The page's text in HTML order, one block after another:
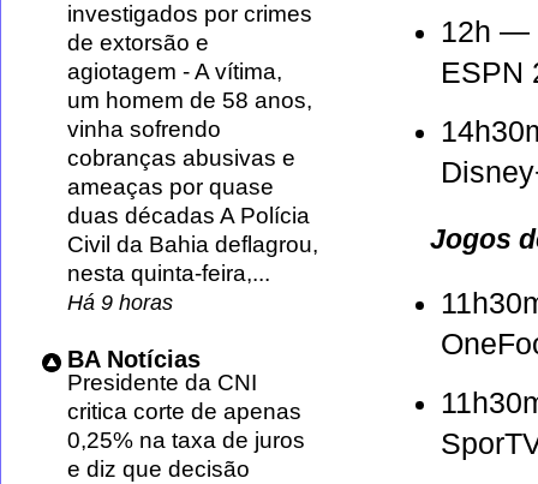
12h —
ESPN
Jogos
investigados por crimes
de extorsão e
agiotagem -A vítima,
um homem de 58 anos,
vinha sofrendo
cobranças abusivas e
ameaças por quase
duas décadas A Polícia
Civil da Bahia deflagrou,
nesta quinta-feira,...
Há 9 horas
BA Notícias
Presidente da CNI
critica corte de apenas
0,25% na taxa de juros
e diz que decisão